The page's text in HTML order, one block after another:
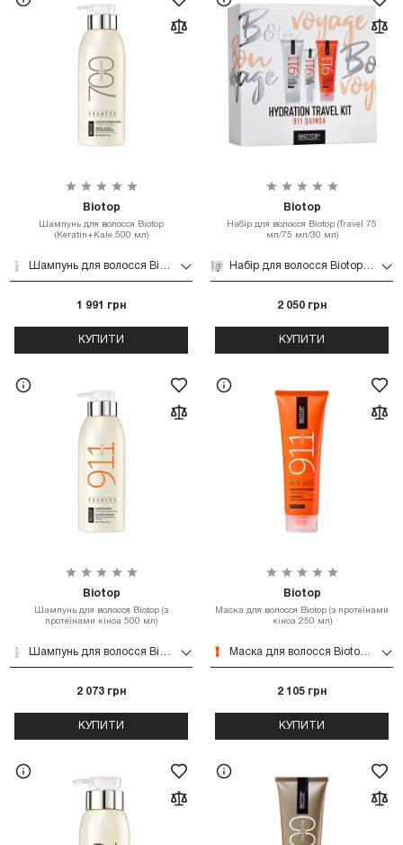
Biotop
Шампунь для волосся Biotop
(Keratin+Kale 500 мл)
1 991 грн
КУПИТИ
Biotop
Набір для волосся Biotop (Travel 75
мл/75 мл/30 мл)
2 050 грн
КУПИТИ
Biotop
Шампунь для волосся Biotop (з
протеїнами кіноа 500 мл)
2 073 грн
КУПИТИ
Biotop
Маска для волосся Biotop (з протеїнами
кіноа 250 мл)
2 105 грн
КУПИТИ